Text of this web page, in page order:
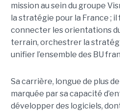
mission au sein du groupe
la stratégie pour la France ;
connecter les orientations
terrain, orchestrer la
unifier l’ensemble des BU
Sa carrière, longue de plus
marquée par sa capacité
développer des logiciels,